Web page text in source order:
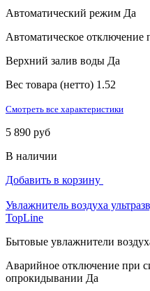
Автоматический режим Да
Автоматическое
Верхний залив воды Да
Вес товара (нетто) 1.52
Смотреть все характеристики
5 890 руб
В наличии
Добавить в корзину
Увлажнитель воздуха
TopLine
Бытовые увлажнители
Аварийное отключение при
опрокидывании Да